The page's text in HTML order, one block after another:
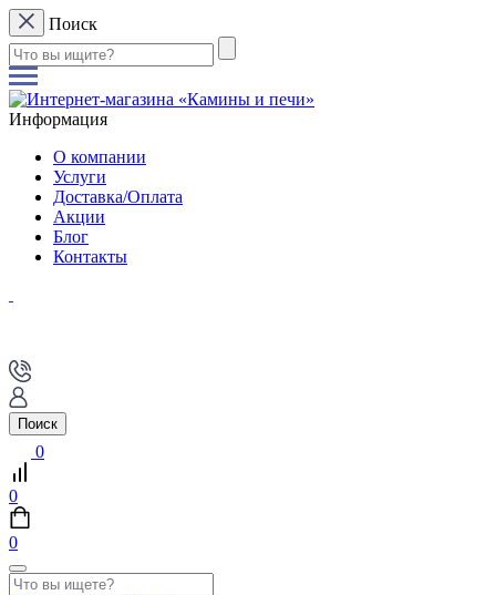
Поиск
Информация
О компании
Услуги
Доставка/Оплата
Акции
Блог
Контакты
Поиск
0
0
0